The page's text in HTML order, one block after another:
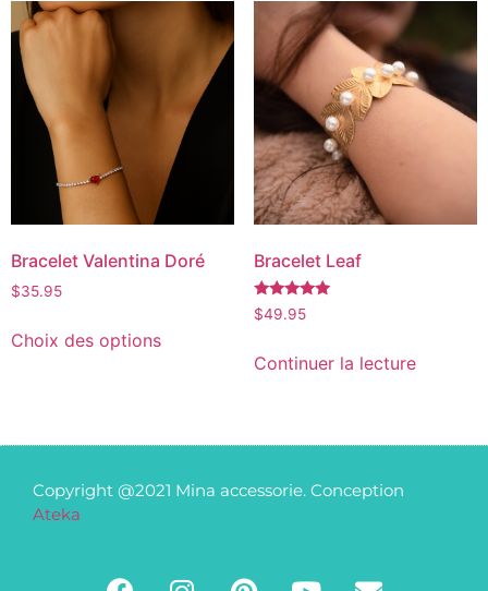
Bracelet Valentina Doré
$35.95
Choix des options
Bracelet Leaf
Note
5.00
$49.95
Continuer la lecture
Copyright @2021 Mina accessorie. Conception
Ateka